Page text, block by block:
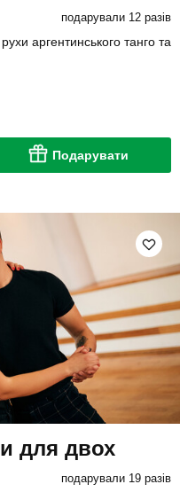
подарували 12 разів
аргентинського танго та
Подарувати
для двох
подарували 19 разів